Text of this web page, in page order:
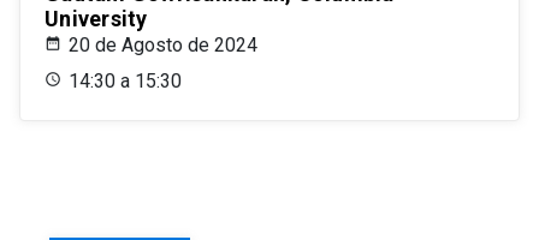
University
20 de Agosto de 2024
14:30 a 15:30